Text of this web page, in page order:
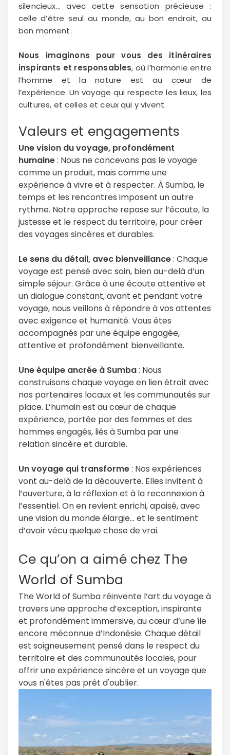
silencieux… avec cette sensation précieuse :
celle d’être seul au monde, au bon endroit, au
bon moment.
Nous imaginons pour vous des itinéraires
inspirants et responsables, où l’harmonie entre
l’homme et la nature est au cœur de
l’expérience. Un voyage qui respecte les lieux, les
cultures, et celles et ceux qui y vivent.
Valeurs et engagements
Une vision du voyage, profondément
humaine: Nous ne concevons pas le voyage
comme un produit, mais comme une
expérience à vivre et à respecter. À Sumba, le
temps et les rencontres imposent un autre
rythme. Notre approche repose sur l’écoute, la
justesse et le respect du territoire, pour créer
des voyages sincères et durables.
Le sens du détail, avec bienveillance: Chaque
voyage est pensé avec soin, bien au-delà d’un
simple séjour. Grâce à une écoute attentive et
un dialogue constant, avant et pendant votre
voyage, nous veillons à répondre à vos attentes
avec exigence et humanité. Vous êtes
accompagnés par une équipe engagée,
attentive et profondément bienveillante.
Une équipe ancrée à Sumba: Nous
construisons chaque voyage en lien étroit avec
nos partenaires locaux et les communautés sur
place. L’humain est au cœur de chaque
expérience, portée par des femmes et des
hommes engagés, liés à Sumba par une
relation sincère et durable.
Un voyage qui transforme: Nos expériences
vont au-delà de la découverte. Elles invitent à
l’ouverture, à la réflexion et à la reconnexion à
l’essentiel. On en revient enrichi, apaisé, avec
une vision du monde élargie… et le sentiment
d’avoir vécu quelque chose de vrai.
Ce qu’on a aimé chez The
World of Sumba
The World of Sumba réinvente l’art du voyage à
travers une approche d’exception, inspirante
et profondément immersive, au cœur d’une île
encore méconnue d’Indonésie. Chaque détail
est soigneusement pensé dans le respect du
territoire et des communautés locales, pour
offrir une expérience sincère et un voyage que
vous n'êtes pas prêt d'oublier.